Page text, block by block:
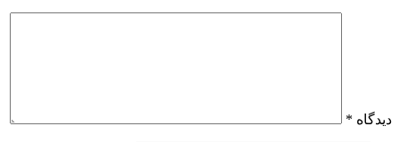
دیدگاه *